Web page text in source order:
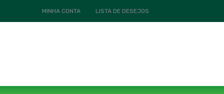
MINHA CONTA LISTA DE DESEJOS